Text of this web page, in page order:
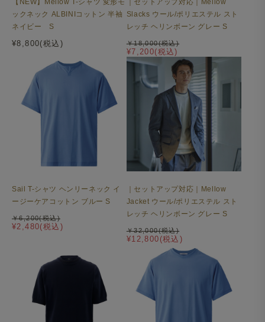
【NEW】Mellow T-シャツ 変形モ
ックネック ALBINIコットン 半袖
ネイビー S
¥8,800(税込)
｜セットアップ対応｜Mellow
Slacks ウール/ポリエステル スト
レッチ ヘリンボーン グレー S
¥7,200(税込)
￥18,000(税込)
Sail T-シャツ ヘンリーネック イ
ージーケアコットン ブルー S
¥2,480(税込)
￥6,200(税込)
｜セットアップ対応｜Mellow
Jacket ウール/ポリエステル スト
レッチ ヘリンボーン グレー S
¥12,800(税込)
￥32,000(税込)